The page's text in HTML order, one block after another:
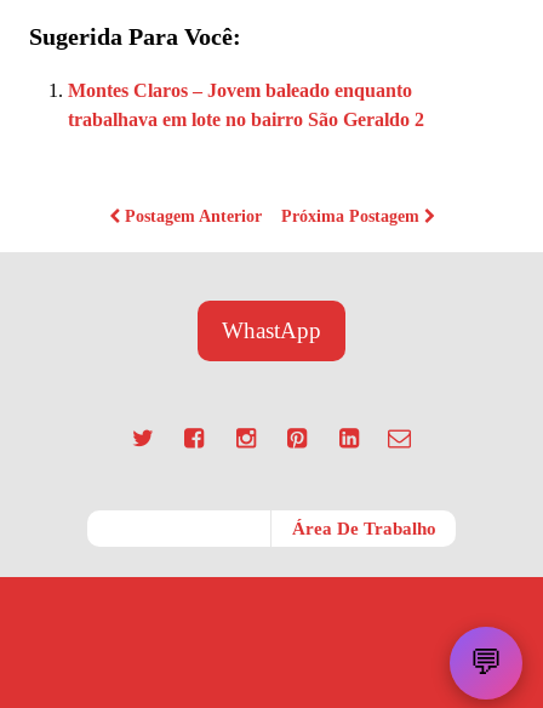
Sugerida Para Você:
Montes Claros – Jovem baleado enquanto
trabalhava em lote no bairro São Geraldo 2
Postagem Anterior Próxima Postagem
WhastApp
💬
Área De Trabalho